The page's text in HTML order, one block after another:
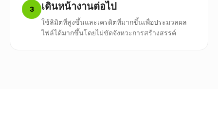
3 เดินหน้างานต่อไป
ใช้ลิมิตที่สูงขึ้นและเครดิตที่มากขึ้นเพื่อประมวลผล
ไฟล์ได้มากขึ้นโดยไม่ขัดจังหวะการสร้างสรรค์